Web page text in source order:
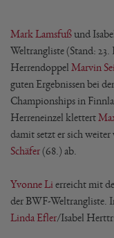
Mark Lamsfußund
Weltrangliste (Stand: 23.
Herrendoppel Marvin
guten Ergebnissen bei
Championships in
Herreneinzel klettert
damit setzt er sich
Schäfer(68.) ab.
Yvonne Li erreicht mit
der BWF-Weltrangliste.
Linda Efler/Isabel